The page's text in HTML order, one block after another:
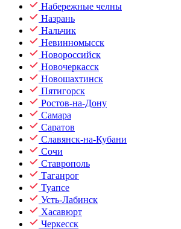
Набережные челны
Назрань
Нальчик
Невинномысск
Новороссийск
Новочеркасск
Новошахтинск
Пятигорск
Ростов-на-Дону
Самара
Саратов
Славянск-на-Кубани
Сочи
Ставрополь
Таганрог
Туапсе
Усть-Лабинск
Хасавюрт
Черкесск